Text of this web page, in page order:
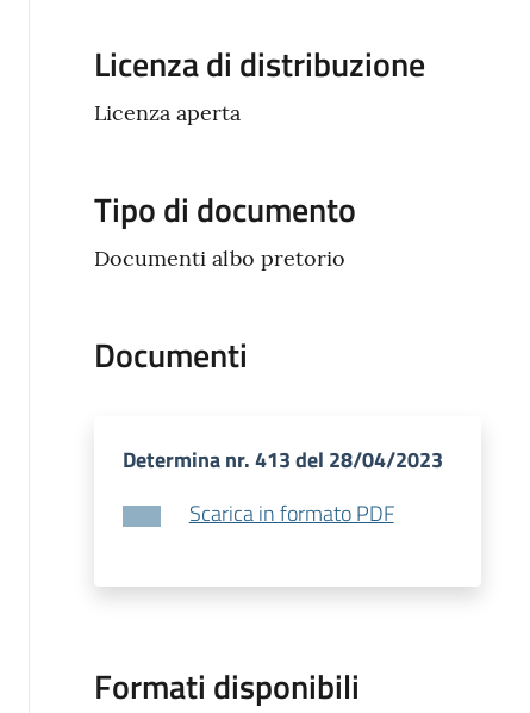
Licenza di distribuzione
Licenza aperta
Tipo di documento
Documenti albo pretorio
Documenti
Determina nr. 413 del 28/04/2023
Scarica in formato PDF
Formati disponibili